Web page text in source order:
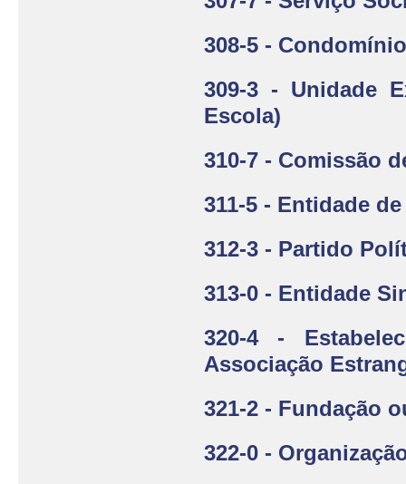
308-5 -
309-3 - Unidade
Escola)
310-7 - Comissão
311-5 - Entidade
312-3 - Partido
313-0 - Entidade
320-4 -
Associação
321-2 - Fundação
322-0 -